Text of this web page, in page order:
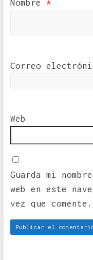
Nombre *
Correo
Web
Guarda mi
web en este
vez que comente.